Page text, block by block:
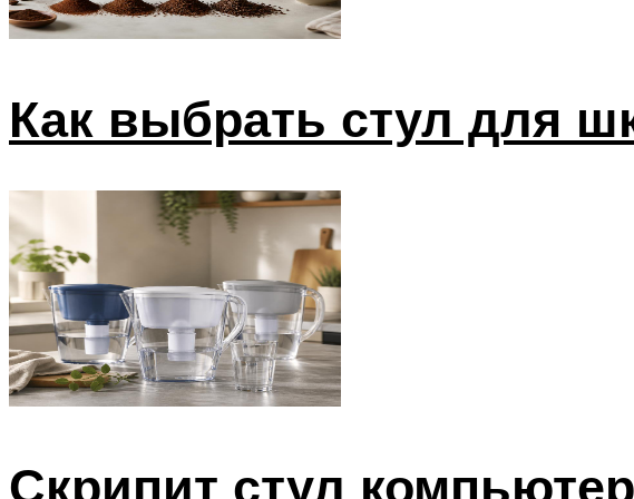
Как выбрать стул для
Скрипит стул